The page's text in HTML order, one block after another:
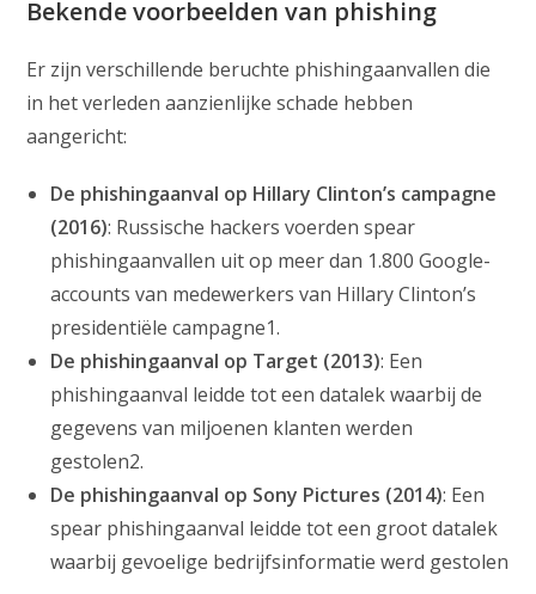
Bekende voorbeelden van phishing
Er zijn verschillende beruchte phishingaanvallen die
in het verleden aanzienlijke schade hebben
aangericht:
De phishingaanval op Hillary Clinton’s campagne
(2016): Russische hackers voerden spear
phishingaanvallen uit op meer dan 1.800 Google-
accounts van medewerkers van Hillary Clinton’s
presidentiële campagne1.
De phishingaanval op Target (2013): Een
phishingaanval leidde tot een datalek waarbij de
gegevens van miljoenen klanten werden
gestolen2.
De phishingaanval op Sony Pictures (2014): Een
spear phishingaanval leidde tot een groot datalek
waarbij gevoelige bedrijfsinformatie werd gestolen